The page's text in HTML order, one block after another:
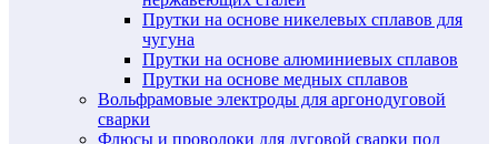
Прутки на основе никелевых сплавов для
чугуна
Прутки на основе алюминиевых сплавов
Прутки на основе медных сплавов
Вольфрамовые электроды для аргонодуговой
сварки
Флюсы и проволоки для дуговой сварки под